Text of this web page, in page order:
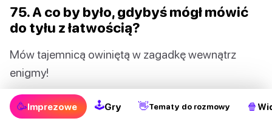
75. A co by było, gdybyś mógł mówić
do tyłu z łatwością?
Mów tajemnicą owiniętą w zagadkę wewnątrz
enigmy!
76. A co by było, gdyby twój zwierzak
🥳Imprezowe 🕹Gry 👋Tematy do rozmowy 🍿